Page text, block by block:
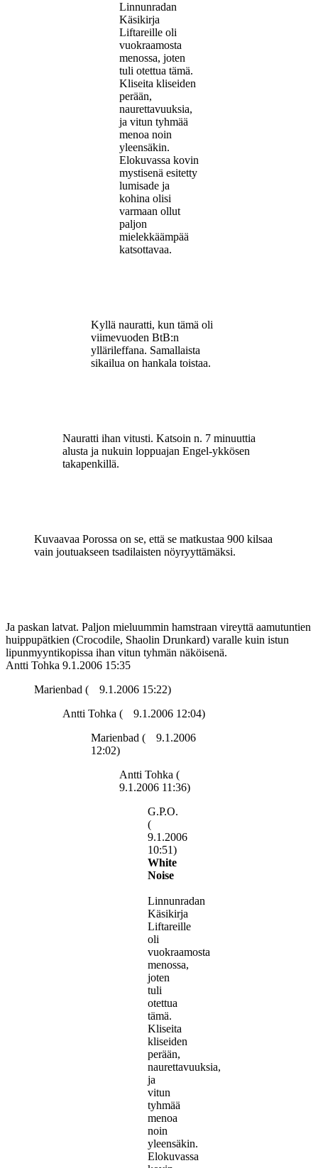
Linnunradan
Käsikirja
Liftareille oli
vuokraamosta
menossa, joten
tuli otettua tämä.
Kliseita kliseiden
perään,
naurettavuuksia,
ja vitun tyhmää
menoa noin
yleensäkin.
Elokuvassa kovin
mystisenä esitetty
lumisade ja
kohina olisi
varmaan ollut
paljon
mielekkäämpää
katsottavaa.
Kyllä nauratti, kun tämä oli
viimevuoden BtB:n
yllärileffana. Samallaista
sikailua on hankala toistaa.
Nauratti ihan vitusti. Katsoin n. 7 minuuttia
alusta ja nukuin loppuajan Engel-ykkösen
takapenkillä.
Kuvaavaa Porossa on se, että se matkustaa 900 kilsaa
vain joutuakseen tsadilaisten nöyryyttämäksi.
Ja paskan latvat. Paljon mieluummin hamstraan vireyttä aamutuntien
huippupätkien (Crocodile, Shaolin Drunkard) varalle kuin istun
lipunmyyntikopissa ihan vitun tyhmän näköisenä.
Antti Tohka 9.1.2006 15:35
Marienbad (
9.1.2006 15:22)
Antti Tohka (
9.1.2006 12:04)
Marienbad (
9.1.2006
12:02)
Antti Tohka (
9.1.2006 11:36)
G.P.O.
(
9.1.2006
10:51)
White
Noise
Linnunradan
Käsikirja
Liftareille
oli
vuokraamosta
menossa,
joten
tuli
otettua
tämä.
Kliseita
kliseiden
perään,
naurettavuuksia,
ja
vitun
tyhmää
menoa
noin
yleensäkin.
Elokuvassa